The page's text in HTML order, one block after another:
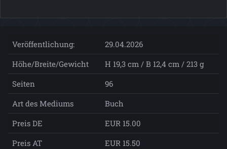
Veröffentlichung:
29.04.2026
Höhe/Breite/Gewicht
H 19,3 cm / B 12,4 cm / 213 g
Seiten
96
Art des Mediums
Buch
Preis DE
EUR 15.00
Preis AT
EUR 15.50